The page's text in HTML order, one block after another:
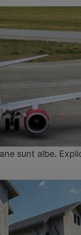
sunt albe.